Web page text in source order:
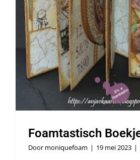
Foamtastisch
Door moniquefoam | 19 mei 2023 |